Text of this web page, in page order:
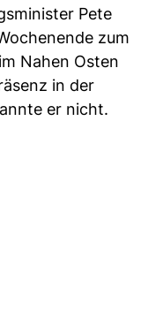
Pete
zum
Nahen Osten
in der
er nicht.